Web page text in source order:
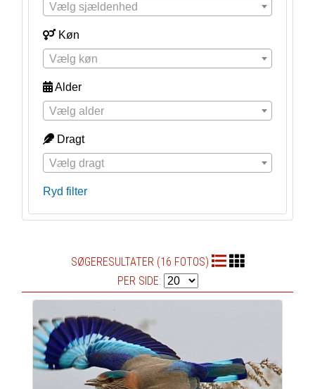
Vælg sjældenhed
Køn
Vælg køn
Alder
Vælg alder
Dragt
Vælg dragt
Ryd filter
SØGERESULTATER (16 FOTOS)
PER SIDE: